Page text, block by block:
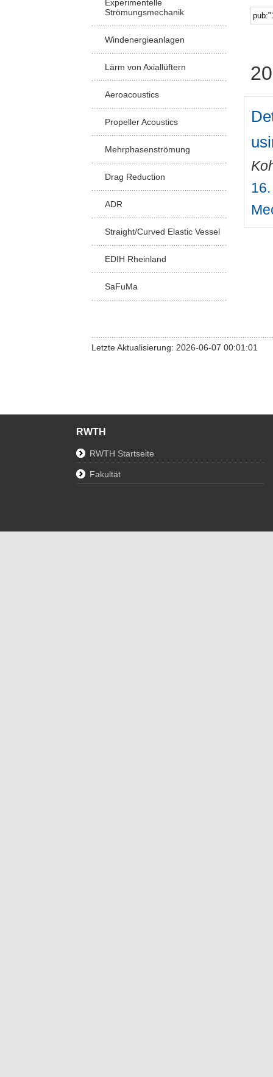
Experimentelle
Strömungsmechanik
Windenergieanlagen
Lärm von Axiallüftern
Aeroacoustics
Propeller Acoustics
Mehrphasenströmung
Drag Reduction
ADR
Straight/Curved Elastic Vessel
EDIH Rheinland
SaFuMa
Letzte Aktualisierung: 2026-06-07 00:01:01
RWTH
RWTH Startseite
Fakultät